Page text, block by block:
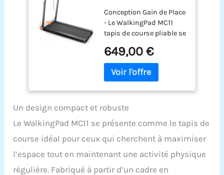
Marche avec
Guidon pour
Maison et Bureau,
Pliage Vertical,
Affichage LED,
Aucune Assemblée
Requise
Conception Gain de Place
- Le WalkingPad MC11
tapis de course pliable se
à double pliage, se
métamorphosant
aisément en une forme
54,7 x 12,9 centimètres.
restreints, il se range en
position verticale ou se
glisse sous les canapés
et les lits avec une facilité
déconcertante, offrant
649,00 €
Un design compact et robuste
Le WalkingPad MC11 se présente comme le tapis de
course idéal pour ceux qui cherchent à maximiser
l’espace tout en maintenant une activité physique
régulière. Fabriqué à partir d’un cadre en